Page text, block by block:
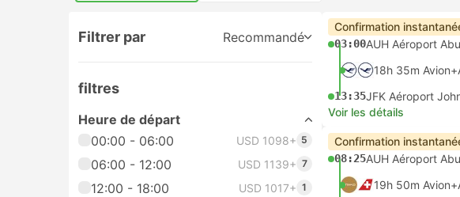
Filtrer par Recommandé
filtres
Heure de départ
00:00 - 06:00
USD 1098+ 5
06:00 - 12:00 USD 1139+ 7
12:00 - 18:00 USD 1017+ 1
Confirmation
03:00AUH Aéroport
18h 35m
13:35JFK Aéroport
Voir les détails
Confirmation
08:25AUH Aéroport
19h 50m